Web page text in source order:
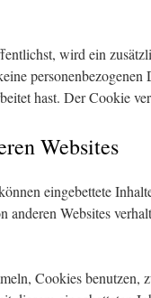
wird ein
hast. Der Cookie
Websites
eingebettete
Websites
Cookies benutzen,